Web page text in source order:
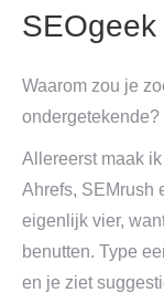
SEOgeek
Waarom zou je
ondergetekende?
Allereerst maak
Ahrefs, SEMrush
eigenlijk vier,
benutten. Type
en je ziet